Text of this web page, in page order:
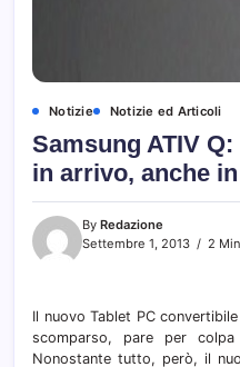
Notizie Notizie ed Articoli
Samsung ATIV
in arrivo, anche
By Redazione
Settembre 1, 2013
2
Il nuovo Tablet PC
scomparso, pare per
Nonostante tutto, però, il